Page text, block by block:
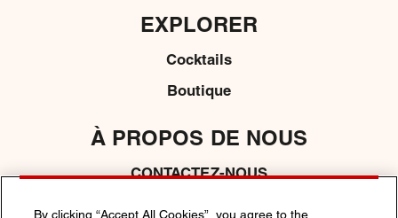
EXPLORER
Cocktails
Boutique
À PROPOS DE NOUS
CONTACTEZ-NOUS
By clicking “Accept All Cookies”, you agree to the